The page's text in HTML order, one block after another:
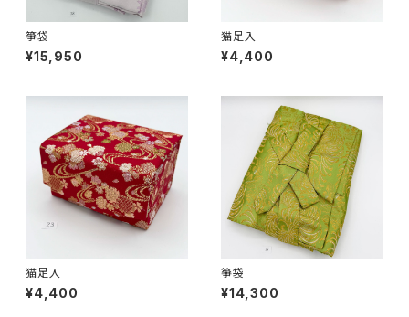
箏袋
¥15,950
猫足入
¥4,400
猫足入
¥4,400
箏袋
¥14,300